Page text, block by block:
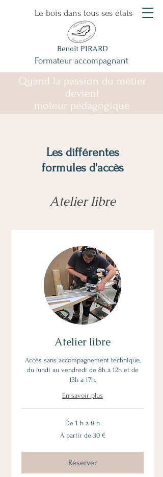
Le bois dans tous ses états
Benoît PIRARD
Formateur accompagnant
Quand la passion du métier
devient
moteur pédagogique
Les différentes
formules d'accès
Atelier libre
Atelier libre
Accès sans accompagnement technique,
du lundi au vendredi de 8h à 12h et de
13h à 17h.
En savoir plus
De 1 h à 8 h
À partir de 30 €
Réserver